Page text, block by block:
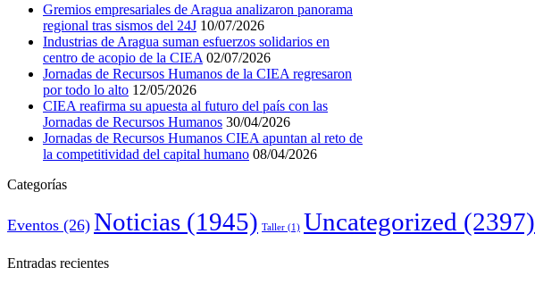
Gremios empresariales de Aragua analizaron panorama
regional tras sismos del 24J 10/07/2026
Industrias de Aragua suman esfuerzos solidarios en
centro de acopio de la CIEA 02/07/2026
Jornadas de Recursos Humanos de la CIEA regresaron
por todo lo alto 12/05/2026
CIEA reafirma su apuesta al futuro del país con las
Jornadas de Recursos Humanos 30/04/2026
Jornadas de Recursos Humanos CIEA apuntan al reto de
la competitividad del capital humano 08/04/2026
Categorías
Eventos (26) Noticias (1945) Taller (1) Uncategorized (2397)
Entradas recientes